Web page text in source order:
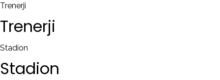
Trenerji
Trenerji
Stadion
Stadion